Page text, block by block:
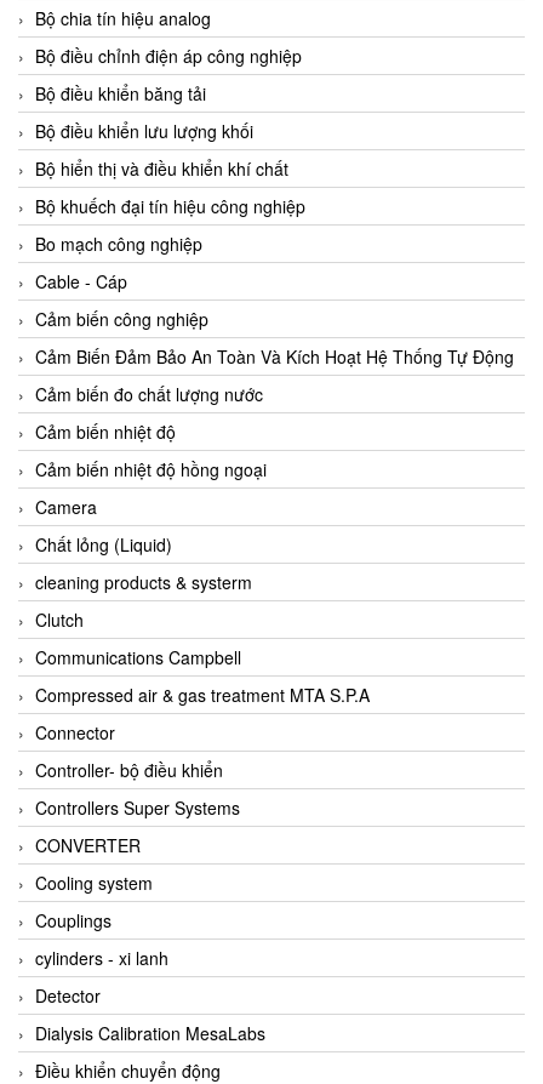
Adler Vietnam
Ados Vietnam
Advanced Energy Vietnam
Advantech Vietnam
Agate Vietnam
AGR International Vietnam
Aichi Tokei Denki Vietnam
Aii Vietnam
AIKOH
AINUO Vietnam
AIR MAJOR
Aira Euro Automation
Airtac Vietnam
Airtec Vietnam
AI-Tek Vietnam
Akerstroms Viet Nam
AKO Armaturen & Separationstechnik
AKO Armaturen & Separationstechnik Vietnam
AKUSENSE
ALA OFFICINE SPA
Albrecht-Automatik Viet Nam
Allen Bradley Vietnam
Alpha Moisture Vietnam
Alpha-Achem Vietnam
Alphino
ALRE-IT Vietnam
Altech
Amarillo Gear
Ametek
Bộ chia tín hiệu analog
Bộ điều chỉnh điện áp công nghiệp
Bộ điều khiển băng tải
Bộ điều khiển lưu lượng khối
Bộ hiển thị và điều khiển khí chất
Bộ khuếch đại tín hiệu công nghiệp
Bo mạch công nghiệp
Cable - Cáp
Cảm biến công nghiệp
Cảm Biến Đảm Bảo An Toàn Và Kích Hoạt Hệ Thống Tự Động
Cảm biến đo chất lượng nước
Cảm biến nhiệt độ
Cảm biến nhiệt độ hồng ngoại
Camera
Chất lỏng (Liquid)
cleaning products & systerm
Clutch
Communications Campbell
Compressed air & gas treatment MTA S.P.A
Connector
Controller- bộ điều khiển
Controllers Super Systems
CONVERTER
Cooling system
Couplings
cylinders - xi lanh
Detector
Dialysis Calibration MesaLabs
Điều khiển chuyển động